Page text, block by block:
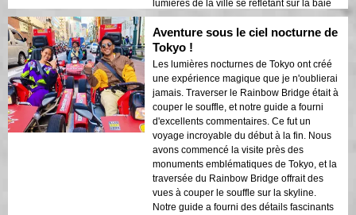
lumières de la ville se reflétant sur la baie
créaient une atmosphère onirique qui a
laissé une impression durable. Cette visite
est idéale pour les visiteurs de première
fois qui souhaitent un mélange d'aventure
et de tourisme. Le contraste entre les
structures modernes de Tokyo et les zones
historiques était magnifiquement mis en
valeur par les lumières nocturnes. Je
recommanderais vivement cette visite à
quiconque !
Aventure sous le ciel nocturne de
Tokyo !
Les lumières nocturnes de Tokyo ont créé
une expérience magique que je n'oublierai
jamais. Traverser le Rainbow Bridge était à
couper le souffle, et notre guide a fourni
d'excellents commentaires. Ce fut un
voyage incroyable du début à la fin. Nous
avons commencé la visite près des
monuments emblématiques de Tokyo, et la
traversée du Rainbow Bridge offrait des
vues à couper le souffle sur la skyline.
Notre guide a fourni des détails fascinants